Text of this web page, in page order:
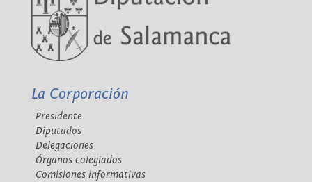
La Corporación
Presidente
Diputados
Delegaciones
Órganos colegiados
Comisiones informativas